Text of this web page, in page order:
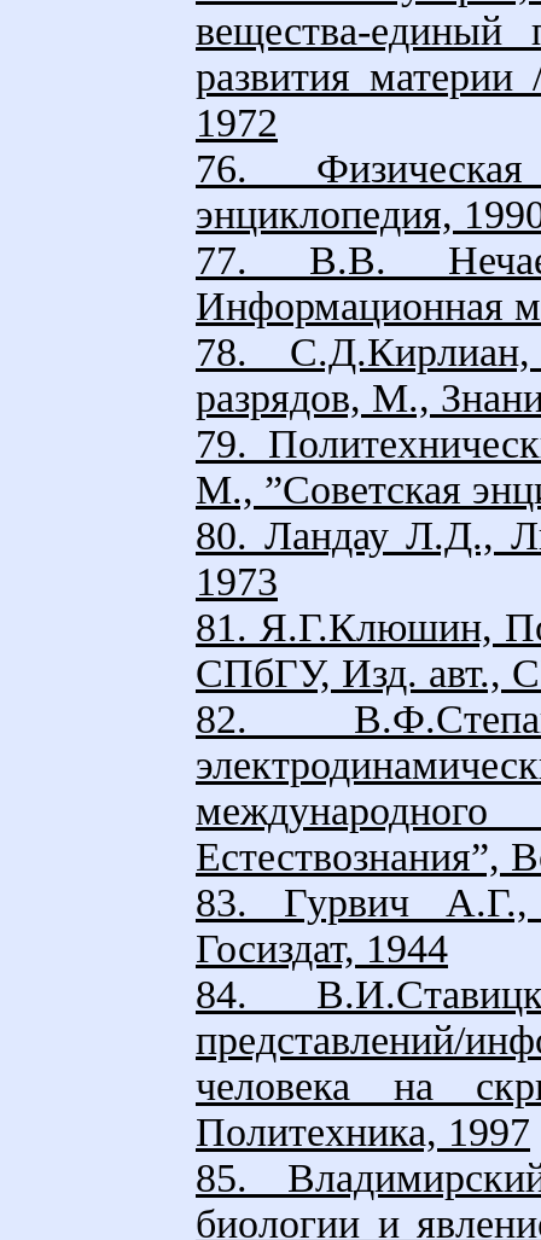
вещества-единый
развития
1972
76.
энциклопедия,
77. В.В.
Информационная
78.
разрядов, М.,
79.
М., ”Советская
80. Ландау Л.Д.,
1973
81. Я.Г.Клюшин,
СПбГУ, Изд. авт.,
82.
Естествознания”,
83. Гурвич А.Г.,
Госиздат, 1944
84.
представлений/
человека на
Политехника, 1997
85.
биологии и